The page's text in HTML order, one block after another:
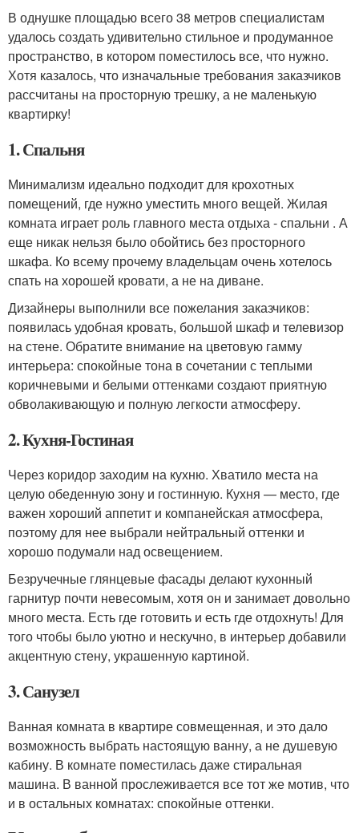
В однушке площадью всего 38 метров специалистам
удалось создать удивительно стильное и продуманное
пространство, в котором поместилось все, что нужно.
Хотя казалось, что изначальные требования заказчиков
рассчитаны на просторную трешку, а не маленькую
квартирку!
1. Спальня
Минимализм идеально подходит для крохотных
помещений, где нужно уместить много вещей. Жилая
комната играет роль главного места отдыха - спальни . А
еще никак нельзя было обойтись без просторного
шкафа. Ко всему прочему владельцам очень хотелось
спать на хорошей кровати, а не на диване.
Дизайнеры выполнили все пожелания заказчиков:
появилась удобная кровать, большой шкаф и телевизор
на стене. Обратите внимание на цветовую гамму
интерьера: спокойные тона в сочетании с теплыми
коричневыми и белыми оттенками создают приятную
обволакивающую и полную легкости атмосферу.
2. Кухня-Гостиная
Через коридор заходим на кухню. Хватило места на
целую обеденную зону и гостинную. Кухня — место, где
важен хороший аппетит и компанейская атмосфера,
поэтому для нее выбрали нейтральный оттенки и
хорошо подумали над освещением.
Безручечные глянцевые фасады делают кухонный
гарнитур почти невесомым, хотя он и занимает довольно
много места. Есть где готовить и есть где отдохнуть! Для
того чтобы было уютно и нескучно, в интерьер добавили
акцентную стену, украшенную картиной.
3. Санузел
Ванная комната в квартире совмещенная, и это дало
возможность выбрать настоящую ванну, а не душевую
кабину. В комнате поместилась даже стиральная
машина. В ванной прослеживается все тот же мотив, что
и в остальных комнатах: спокойные оттенки.